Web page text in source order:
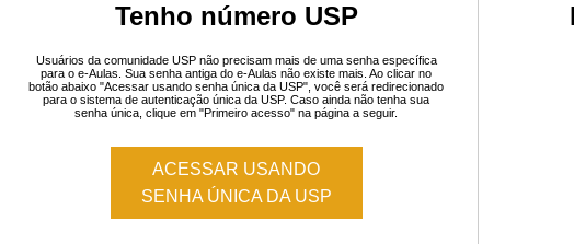
Tenho número USP
Usuários da comunidade USP não precisam mais de uma senha específica
para o e-Aulas. Sua senha antiga do e-Aulas não existe mais. Ao clicar no
botão abaixo "Acessar usando senha única da USP", você será redirecionado
para o sistema de autenticação única da USP. Caso ainda não tenha sua
senha única, clique em "Primeiro acesso" na página a seguir.
ACESSAR USANDO
SENHA ÚNICA DA USP